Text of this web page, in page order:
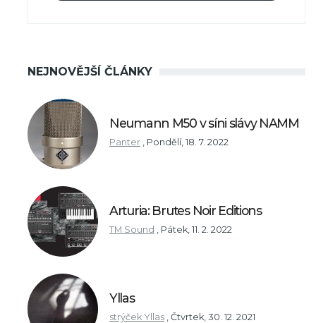
NEJNOVĚJŠÍ ČLÁNKY
Neumann M50 v síni slávy NAMM
Panter Pondělí, 18. 7. 2022
Arturia: Brutes Noir Editions
TM Sound Pátek, 11. 2. 2022
Yllas
strýček Yllas Čtvrtek, 30. 12. 2021